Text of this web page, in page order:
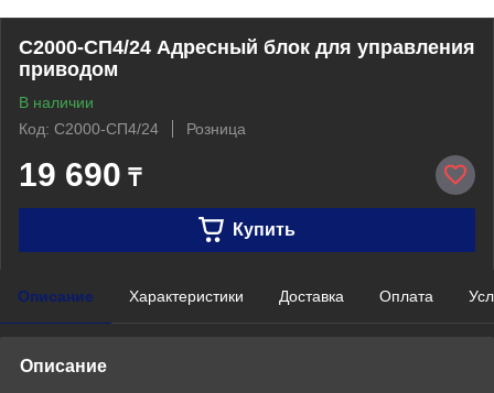
С2000-СП4/24 Адресный блок для управления
приводом
В наличии
Код: С2000-СП4/24
Розница
19 690 ₸
Купить
Описание Характеристики Доставка Оплата
Описание